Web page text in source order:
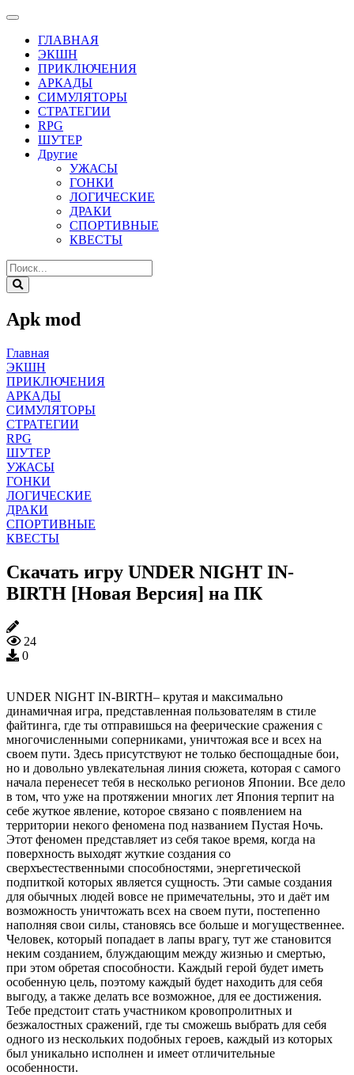
ГЛАВНАЯ
ЭКШН
ПРИКЛЮЧЕНИЯ
АРКАДЫ
СИМУЛЯТОРЫ
СТРАТЕГИИ
RPG
ШУТЕР
Другие
УЖАСЫ
ГОНКИ
ЛОГИЧЕСКИЕ
ДРАКИ
СПОРТИВНЫЕ
КВЕСТЫ
Apk mod
Главная
ЭКШН
ПРИКЛЮЧЕНИЯ
АРКАДЫ
СИМУЛЯТОРЫ
СТРАТЕГИИ
RPG
ШУТЕР
УЖАСЫ
ГОНКИ
ЛОГИЧЕСКИЕ
ДРАКИ
СПОРТИВНЫЕ
КВЕСТЫ
Скачать игру UNDER NIGHT IN-
BIRTH [Новая Версия] на ПК
24
0
UNDER NIGHT IN-BIRTH– крутая и максимально
динамичная игра, представленная пользователям в стиле
файтинга, где ты отправишься на феерические сражения с
многочисленными соперниками, уничтожая все и всех на
своем пути. Здесь присутствуют не только беспощадные бои,
но и довольно увлекательная линия сюжета, которая с самого
начала перенесет тебя в несколько регионов Японии. Все дело
в том, что уже на протяжении многих лет Япония терпит на
себе жуткое явление, которое связано с появлением на
территории некого феномена под названием Пустая Ночь.
Этот феномен представляет из себя такое время, когда на
поверхность выходят жуткие создания со
сверхъестественными способностями, энергетической
подпиткой которых является сущность. Эти самые создания
для обычных людей вовсе не примечательны, это и даёт им
возможность уничтожать всех на своем пути, постепенно
наполняя свои силы, становясь все больше и могущественнее.
Человек, который попадает в лапы врагу, тут же становится
неким созданием, блуждающим между жизнью и смертью,
при этом обретая способности. Каждый герой будет иметь
особенную цель, поэтому каждый будет находить для себя
выгоду, а также делать все возможное, для ее достижения.
Тебе предстоит стать участником кровопролитных и
безжалостных сражений, где ты сможешь выбрать для себя
одного из нескольких подобных героев, каждый из которых
был уникально исполнен и имеет отличительные
особенности.